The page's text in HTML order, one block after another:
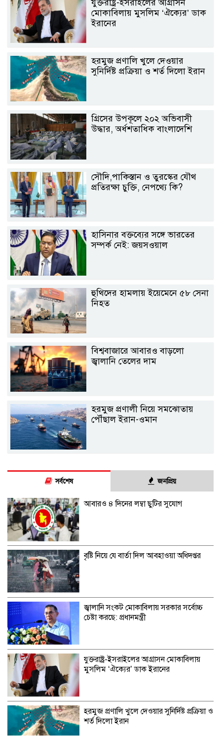
যুক্তরাষ্ট্র-ইসরাইলের আগ্রাসন
মোকাবিলায় মুসলিম ‘ঐক্যের’ ডাক
ইরানের
হরমুজ প্রণালি খুলে দেওয়ার
সুনির্দিষ্ট প্রক্রিয়া ও শর্ত দিলো ইরান
গ্রিসের উপকূলে ২০২ অভিবাসী
উদ্ধার, অর্ধশতাধিক বাংলাদেশি
সৌদি,পাকিস্তান ও তুরস্কের যৌথ
প্রতিরক্ষা চুক্তি, নেপথ্যে কি?
হাসিনার বক্তব্যের সঙ্গে ভারতের
সম্পর্ক নেই: জয়সওয়াল
হুথিদের হামলায় ইয়েমেনে ৫৮ সেনা
নিহত
বিশ্ববাজারে আবারও বাড়লো
জ্বালানি তেলের দাম
হরমুজ প্রণালী নিয়ে সমঝোতায়
পৌঁছাল ইরান-ওমান
সর্বশেষ জনপ্রিয়
আবারও ৪ দিনের লম্বা ছুটির সুযোগ
বৃষ্টি নিয়ে যে বার্তা দিল আবহাওয়া অধিদপ্তর
জ্বালানি সংকট মোকাবিলায় সরকার সর্বোচ্চ
চেষ্টা করছে: প্রধানমন্ত্রী
যুক্তরাষ্ট্র-ইসরাইলের আগ্রাসন মোকাবিলায়
মুসলিম ‘ঐক্যের’ ডাক ইরানের
হরমুজ প্রণালি খুলে দেওয়ার সুনির্দিষ্ট প্রক্রিয়া ও
শর্ত দিলো ইরান